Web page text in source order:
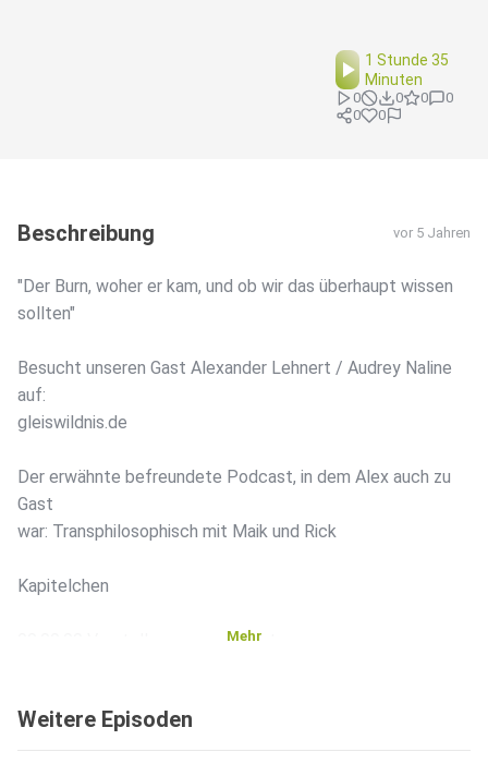
1 Stunde 35
Minuten
0 0 0
0
0
0
Beschreibung vor 5 Jahren
"Der Burn, woher er kam, und ob wir das überhaupt wissen
sollten"
Besucht unseren Gast Alexander Lehnert / Audrey Naline
auf:
gleiswildnis.de
Der erwähnte befreundete Podcast, in dem Alex auch zu
Gast
war: Transphilosophisch mit Maik und Rick
Kapitelchen
00:00:00 Vorstellung unserer Gasts
Mehr
Weitere Episoden